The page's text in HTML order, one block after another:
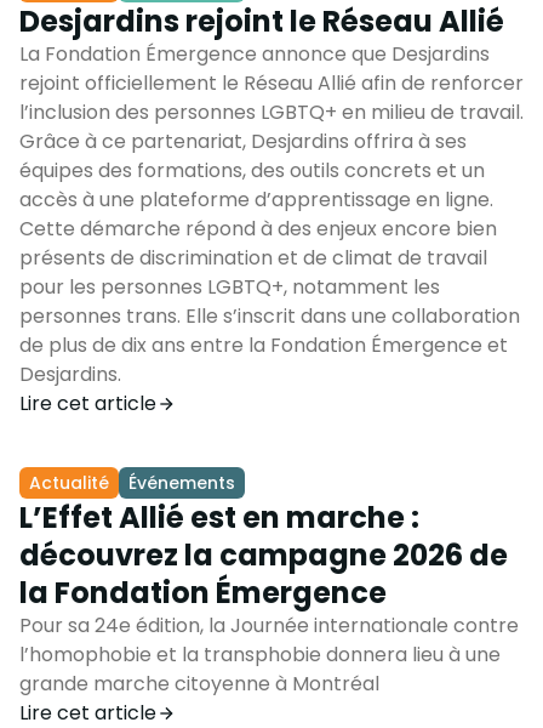
Desjardins rejoint le Réseau Allié
La Fondation Émergence annonce que Desjardins
rejoint officiellement le Réseau Allié afin de renforcer
l’inclusion des personnes LGBTQ+ en milieu de travail.
Grâce à ce partenariat, Desjardins offrira à ses
équipes des formations, des outils concrets et un
accès à une plateforme d’apprentissage en ligne.
Cette démarche répond à des enjeux encore bien
présents de discrimination et de climat de travail
pour les personnes LGBTQ+, notamment les
personnes trans. Elle s’inscrit dans une collaboration
de plus de dix ans entre la Fondation Émergence et
Desjardins.
Lire cet article
Actualité Événements
L’Effet Allié est en marche :
découvrez la campagne 2026 de
la Fondation Émergence
Pour sa 24e édition, la Journée internationale contre
l’homophobie et la transphobie donnera lieu à une
grande marche citoyenne à Montréal
Lire cet article